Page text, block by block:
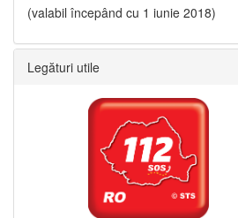
(valabil începând cu 1 iunie 2018)
Legături utile